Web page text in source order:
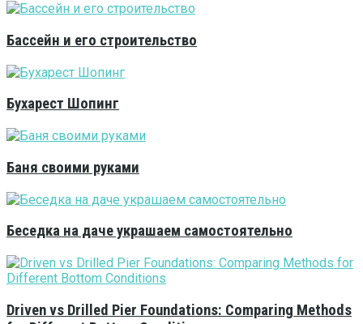
Бассейн и его строительство
Бухарест Шопинг
Баня своими руками
Беседка на даче украшаем самостоятельно
Driven vs Drilled Pier Foundations: Comparing Methods